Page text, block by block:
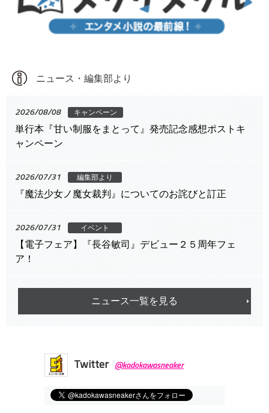
ニュース・編集部より
2026/08/08 キャンペーン
単行本『甘い制服をまとって』発売記念感想ポストキ
ャンペーン
2026/07/31 編集部より
『魔法少女ノ魔女裁判』についてのお詫びと訂正
2026/07/31 イベント
【電子フェア】『長谷敏司』デビュー２５周年フェ
ア！
ニュース一覧を見る
Twitter @kadokawasneaker